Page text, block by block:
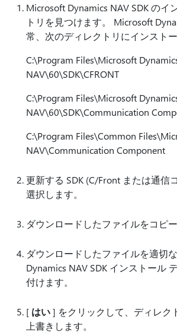
Microsoft Dynamics NAV SDK のイ
トリを見つけます。 Microsoft
常、次のディレクトリにインストー
C:\Program Files\Microsoft
NAV\60\SDK\CFRONT
C:\Program Files\Microsoft
NAV\60\SDK\Communication
C:\Program Files\Common
NAV\Communication Component
更新する SDK (C/Front または通信
選択します。
ダウンロードしたファイルをコピー
ダウンロードしたファイルを適切
Dynamics NAV SDK インストール
付けます。
[ はい] をクリックして、ディレク
上書きします。